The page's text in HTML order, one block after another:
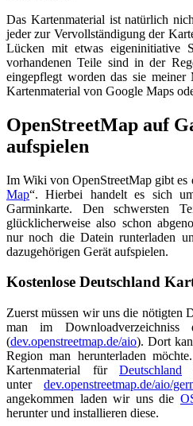
Das Kartenmaterial ist natürlich
jeder zur Vervollständigung der
Lücken mit etwas eigeninitiative
vorhandenen Teile sind in der
eingepflegt worden das sie
Kartenmaterial von Google Maps
OpenStreetMap auf
aufspielen
Im Wiki von OpenStreetMap gibt es
Map“. Hierbei handelt es sich
Garminkarte. Den schwersten
glücklicherweise also schon
nur noch die Datein runterladen
dazugehörigen Gerät aufspielen.
Kostenlose Deutschland
Zuerst müssen wir uns die nötigten
man im Downloadverzeichniss
(dev.openstreetmap.de/aio). Dort
Region man herunterladen
Kartenmaterial für Deutschland
unter dev.openstreetmap.de/aio/
angekommen laden wir uns die
herunter und installieren diese.